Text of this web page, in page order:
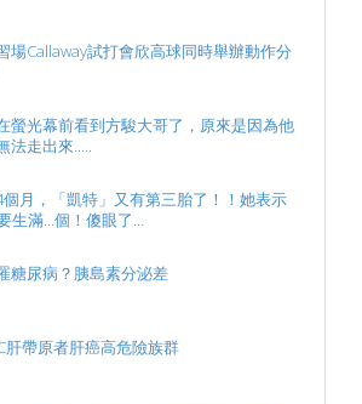
場Callaway試打會欣高球同時舉辦動作分
螢光幕前看到方駿大哥了，原來是因為他
法走出來.....
月，「凱特」又有第三胎了！！她表示
生滿…個！傻眼了…
糖尿病？胰島素分泌差
肝帶原者肝癌高危險族群